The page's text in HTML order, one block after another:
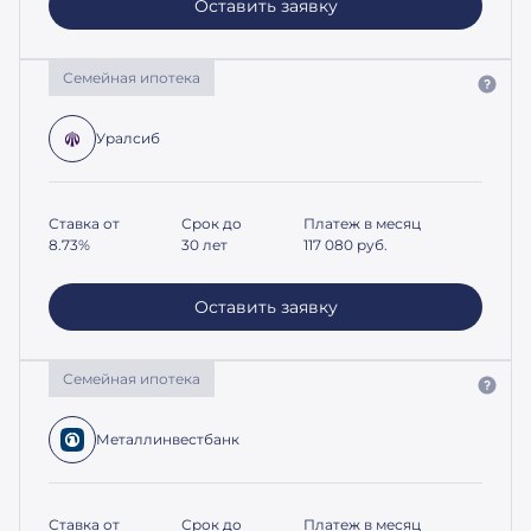
Оставить заявку
Семейная ипотека
Уралсиб
Ставка от
8.73%
Срок до
30 лет
Платеж в месяц
117 080 руб.
Оставить заявку
Семейная ипотека
Металлинвестбанк
Ставка от
Срок до
Платеж в месяц